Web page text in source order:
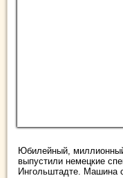
Юбилейный,
выпустили немецкие
Ингольштадте. Машина